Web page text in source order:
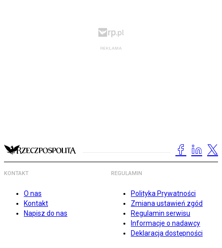
KONTAKT
O nas
Kontakt
Napisz do nas
REGULAMIN
Polityka Prywatności
Zmiana ustawień zgód
Regulamin serwisu
Informacje o nadawcy
Deklaracja dostępności